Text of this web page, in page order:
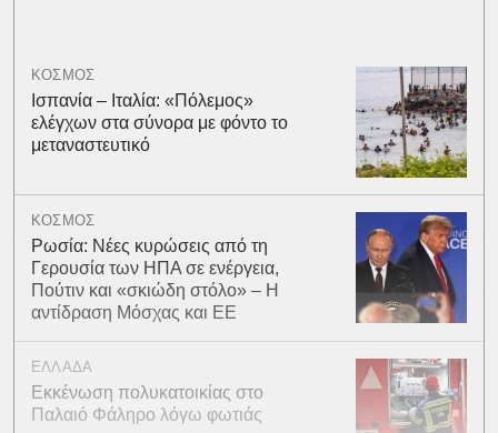
ΚΟΣΜΟΣ
Ισπανία – Ιταλία: «Πόλεμος»
ελέγχων στα σύνορα με φόντο το
μεταναστευτικό
ΚΟΣΜΟΣ
Ρωσία: Νέες κυρώσεις από τη
Γερουσία των ΗΠΑ σε ενέργεια,
Πούτιν και «σκιώδη στόλο» – Η
αντίδραση Μόσχας και ΕΕ
ΕΛΛΑΔΑ
Εκκένωση πολυκατοικίας στο
Παλαιό Φάληρο λόγω φωτιάς